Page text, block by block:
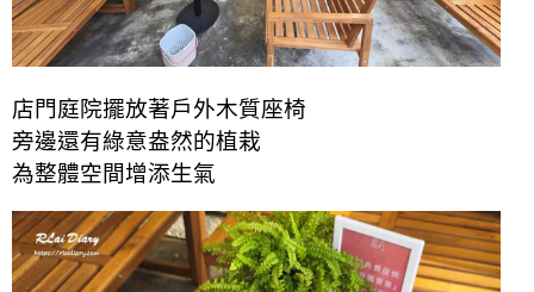
店門庭院擺放著戶外木質座椅
旁邊還有綠意盎然的植栽
為整體空間增添生氣